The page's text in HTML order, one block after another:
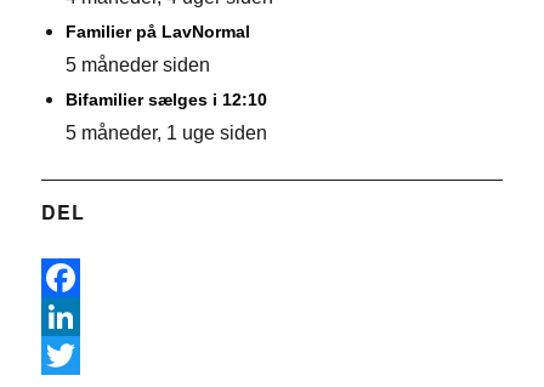
Familier på LavNormal
5 måneder siden
Bifamilier sælges i 12:10
5 måneder, 1 uge siden
DEL
F
a
L